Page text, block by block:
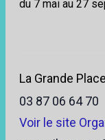
du 7 mai au 27
La Grande
03 87 06 64 70
Voir le site